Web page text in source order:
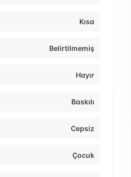
Kısa
Belirtilmemiş
Hayır
Baskılı
Cepsiz
Çocuk